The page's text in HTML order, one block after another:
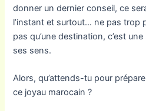
donner un dernier conseil, ce
l’instant et surtout… ne pas trop
pas qu’une destination, c’est
ses sens.
Alors, qu’attends-tu pour
ce joyau marocain ?